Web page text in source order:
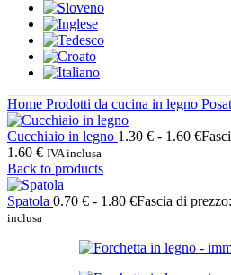
Home Prodotti da cucina in legno
Cucchiaio in legno 1.30 € - 1.60 €
1.60 € IVA inclusa
Back to products
Spatola 0.70 € - 1.80 €Fascia di
inclusa